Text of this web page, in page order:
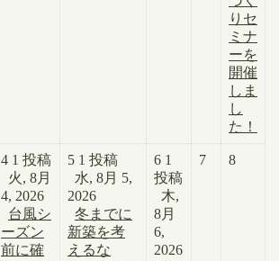
りセ
ミナ
ーを
開催
しま
し
た！
4 1 投稿
火, 8月
4, 2026
台風シ
ーズン
前に確
5 1 投稿
水, 8月 5,
2026
冬までに
新築を考
えるな
6 1
投稿
木,
8月
6,
2026
7 8